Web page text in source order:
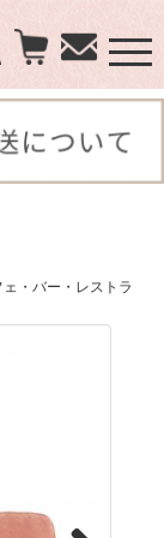
・バー・レストラ
×